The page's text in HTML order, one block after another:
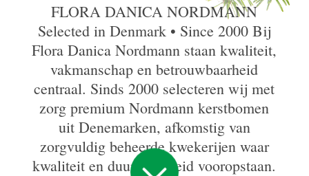
FLORA DANICA NORDMANN
Selected in Denmark • Since 2000 Bij
Flora Danica Nordmann staan kwaliteit,
vakmanschap en betrouwbaarheid
centraal. Sinds 2000 selecteren wij met
zorg premium Nordmann kerstbomen
uit Denemarken, afkomstig van
zorgvuldig beheerde kwekerijen waar
kwaliteit en duurzaamheid vooropstaan.